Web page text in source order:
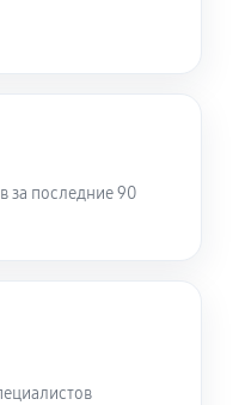
за последние 90